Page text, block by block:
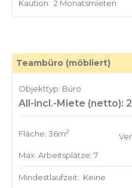
Kaution: 2 Monatsmieten
Teambüro (möbliert)
Objekttyp: Büro
All-incl.-Miete (netto):
Fläche: 36m2
Max. Arbeitsplätze: 7
Mindestlaufzeit: Keine